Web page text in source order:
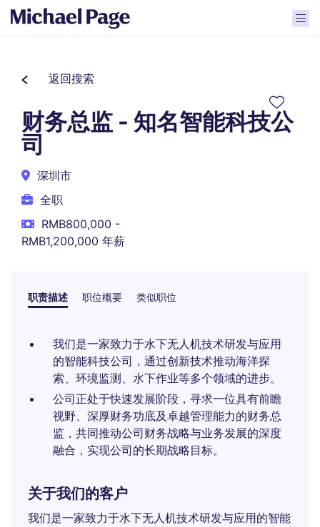
返回搜索
财务总监 - 知名智能科技公
司
深圳市
全职
RMB800,000 -
RMB1,200,000 年薪
职责描述 职位概要 类似职位
我们是一家致力于水下无人机技术研发与应用
的智能科技公司，通过创新技术推动海洋探
索、环境监测、水下作业等多个领域的进步。
公司正处于快速发展阶段，寻求一位具有前瞻
视野、深厚财务功底及卓越管理能力的财务总
监，共同推动公司财务战略与业务发展的深度
融合，实现公司的长期战略目标。
关于我们的客户
我们是一家致力于水下无人机技术研发与应用的智能